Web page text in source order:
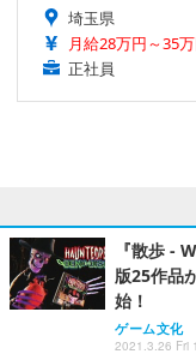
埼玉県
月給28万円～35
正社員
『散歩 -
版25作品
始！
ゲーム文化
2021.3.26 Fri